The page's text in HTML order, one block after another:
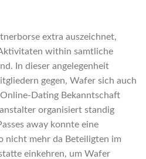
extra auszeichnet,
within samtliche
In dieser angelegenheit
gegen, Wafer sich auch
Dating Bekanntschaft
organisiert standig
away konnte eine
nicht mehr da Beteiligten im
einkehren, um Wafer